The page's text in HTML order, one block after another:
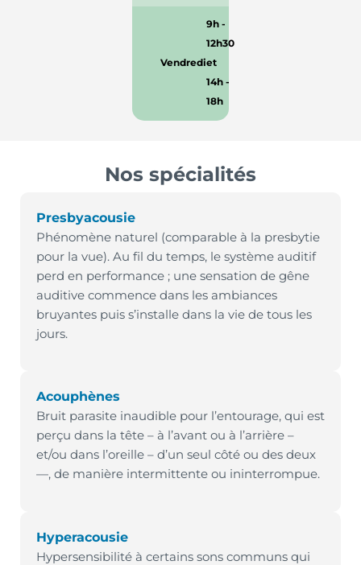
Vendredi
9h -
12h30
et
14h -
18h
Nos spécialités
Presbyacousie
Phénomène naturel (comparable à la presbytie
pour la vue). Au fil du temps, le système auditif
perd en performance ; une sensation de gêne
auditive commence dans les ambiances
bruyantes puis s’installe dans la vie de tous les
jours.
Acouphènes
Bruit parasite inaudible pour l’entourage, qui est
perçu dans la tête – à l’avant ou à l’arrière –
et/ou dans l’oreille – d’un seul côté ou des deux
—, de manière intermittente ou ininterrompue.
Hyperacousie
Hypersensibilité à certains sons communs qui